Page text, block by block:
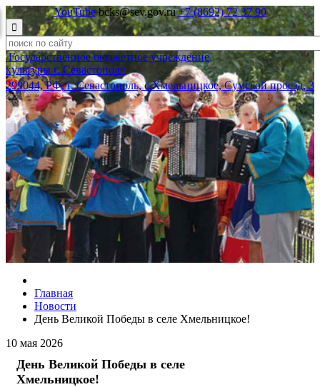
YouTube bcks@sev.gov.ru +7 (8692) 72 37 90

Государственное бюджетное учреждение
культуры г. Севастополя
299044, РФ, г. Севастополь, с.Хмельницкое, Сумской проезд, 3
Главная
Новости
День Великой Победы в селе Хмельницкое!
10 мая 2026
День Великой Победы в селе
Хмельницкое!